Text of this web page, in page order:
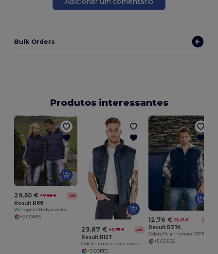
Bulk Orders
Produtos interessantes
29,50 € 47,95 € -38%
Result R88
Windproof Bodywarmer
+2 CORES
23,87 € 40,35 € -41%
Result R127
Colete Térmico Unissex com Proteção Climática
+5 CORES
12,76 € 21,45 € -41%
Result R37A
+5 CORES